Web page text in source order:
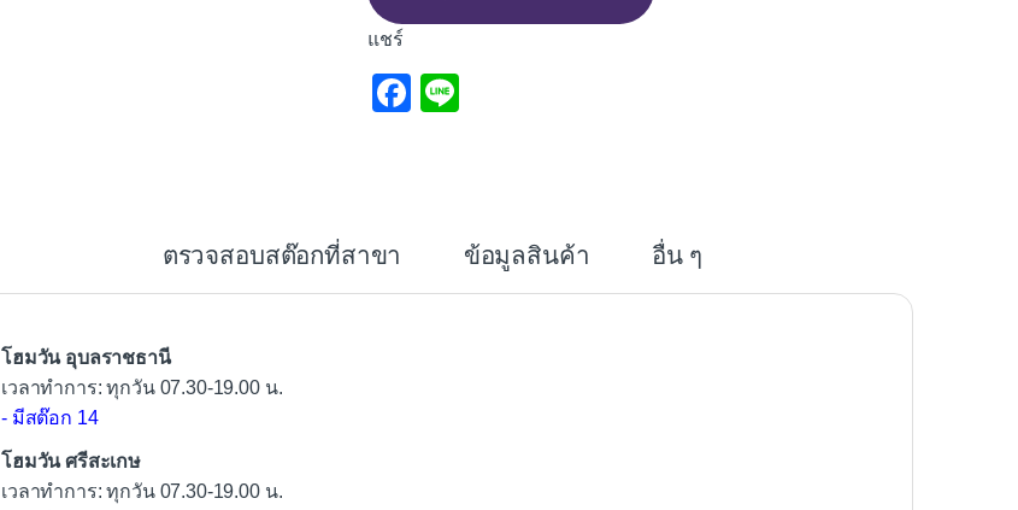
แชร์
F
o
ตรวจสอบสต๊อกที่สาขา ข้อมูลสินค้า อื่น ๆ
โฮมวัน อุบลราชธานี
เวลาทำการ: ทุกวัน 07.30-19.00 น.
- มีสต๊อก 14
โฮมวัน ศรีสะเกษ
เวลาทำการ: ทุกวัน 07.30-19.00 น.